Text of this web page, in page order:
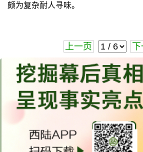
颇为复杂耐人寻味。
上一页